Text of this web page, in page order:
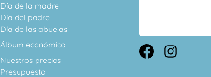
Día de la madre
Día del padre
Día de las abuelas
Álbum económico
Nuestros precios
Presupuesto